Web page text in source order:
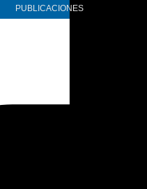
PUBLICACIONES